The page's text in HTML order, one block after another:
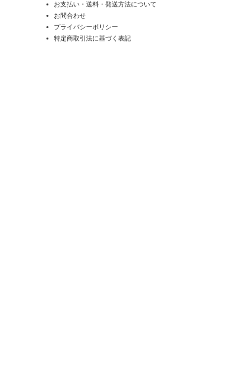
お支払い・送料・発送方法について
お問合わせ
プライバシーポリシー
特定商取引法に基づく表記